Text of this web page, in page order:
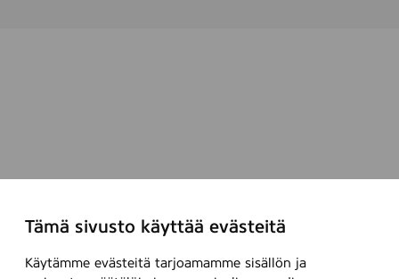
Tämä sivusto käyttää evästeitä
Käytämme evästeitä tarjoamamme sisällön ja